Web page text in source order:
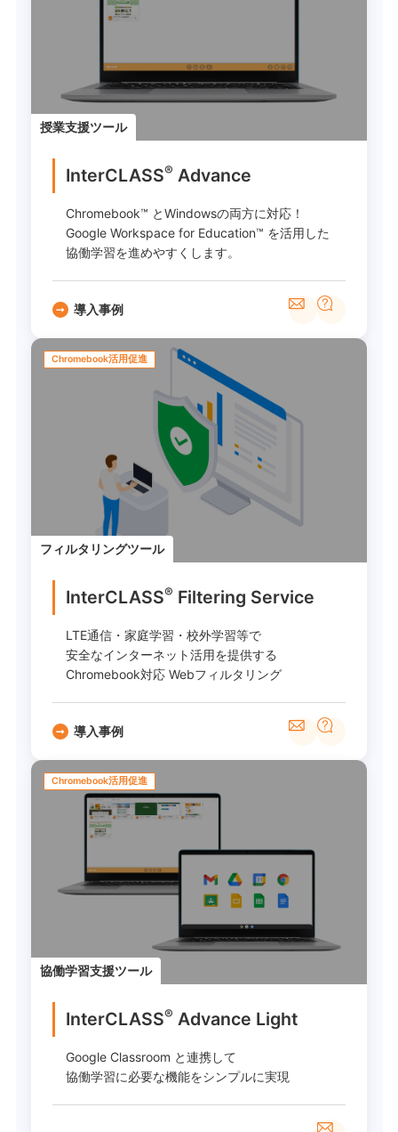
授業支援ツール
InterCLASS® Advance
Chromebook™ とWindowsの両方に対応！
Google Workspace for Education™ を活用した
協働学習を進めやすくします。
導入事例
Chromebook活用促進
フィルタリングツール
InterCLASS® ︎ Filtering Service
LTE通信・家庭学習・校外学習等で
安全なインターネット活用を提供する
Chromebook対応 Webフィルタリング
導入事例
Chromebook活用促進
協働学習支援ツール
InterCLASS® ︎ Advance Light
Google Classroom と連携して
協働学習に必要な機能をシンプルに実現